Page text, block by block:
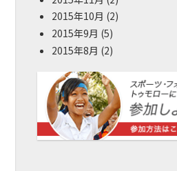
2015年10月 (2)
2015年9月 (5)
2015年8月 (2)